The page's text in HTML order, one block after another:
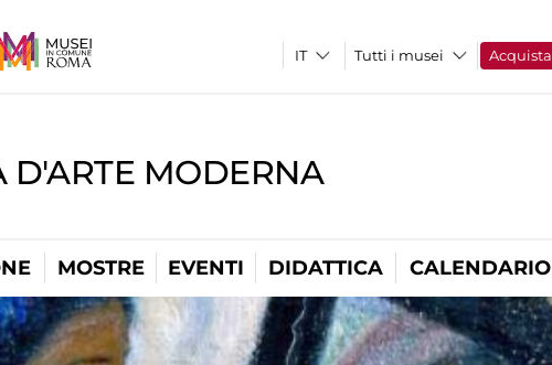
Tutti i musei Acquista
D'ARTE MODERNA
MOSTRE EVENTI DIDATTICA CALENDARIO